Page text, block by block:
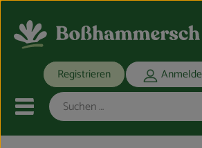
Registrieren
Mobiles Menu